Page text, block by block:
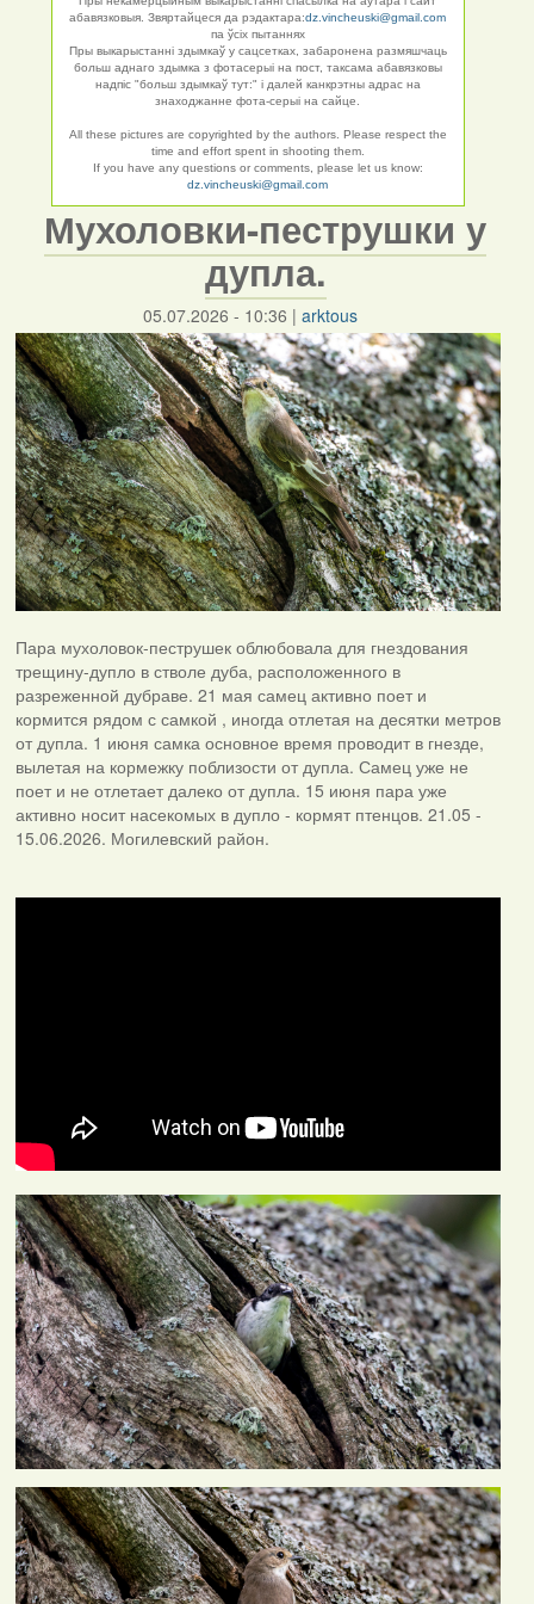
абавязковыя. Звяртайцеся да рэдактара:dz.vincheuski@gmail.com
па ўсіх пытаннях
Пры выкарыстанні здымкаў у сацсетках, забаронена размяшчаць
больш аднаго здымка з фотасерыі на пост, таксама абавязковы
надпіс "больш здымкаў тут:" і далей канкрэтны адрас на
знаходжанне фота-серыі на сайце.
All these pictures are copyrighted by the authors. Please respect the
time and effort spent in shooting them.
If you have any questions or comments, please let us know:
dz.vincheuski@gmail.com
Мухоловки-пеструшки у
дупла.
05.07.2026 - 10:36 |arktous
Пара мухоловок-пеструшек облюбовала для гнездования
трещину-дупло в стволе дуба, расположенного в
разреженной дубраве. 21 мая самец активно поет и
кормится рядом с самкой , иногда отлетая на десятки метров
от дупла. 1 июня самка основное время проводит в гнезде,
вылетая на кормежку поблизости от дупла. Самец уже не
поет и не отлетает далеко от дупла. 15 июня пара уже
активно носит насекомых в дупло - кормят птенцов. 21.05 -
15.06.2026. Могилевский район.